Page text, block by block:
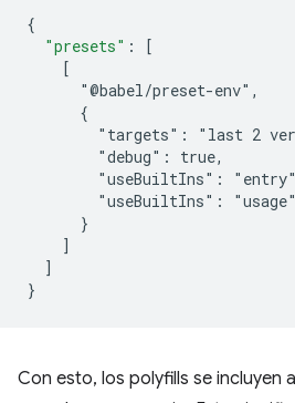
{
"presets" :
[
    [
      "@babel/preset-env",
      {
"targets": "last 2
        "debug": true,
        "useBuiltIns": "entry"
        "useBuiltIns": "usage"
      }
]
]
}
Con esto, los polyfills se incluyen